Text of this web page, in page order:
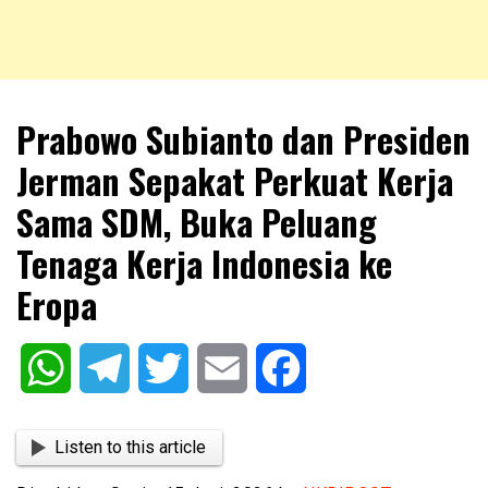
NKRIPOST
Prabowo Subianto dan Presiden
Jerman Sepakat Perkuat Kerja
Sama SDM, Buka Peluang
Tenaga Kerja Indonesia ke
Eropa
WhatsAppTelegram Twitter Email
Listen to this article